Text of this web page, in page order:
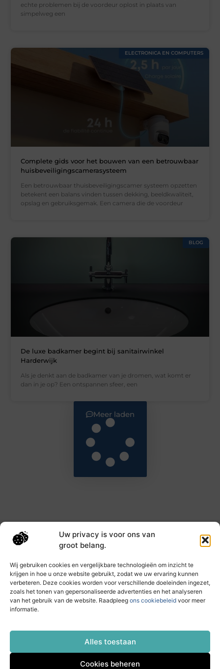
Uw privacy is voor ons van
groot belang.
Wij gebruiken cookies en vergelijkbare technologieën om inzicht te
krijgen in hoe u onze website gebruikt, zodat we uw ervaring kunnen
verbeteren. Deze cookies worden voor verschillende doeleinden ingezet,
zoals het tonen van gepersonaliseerde advertenties en het analyseren
van het gebruik van de website. Raadpleeg ons cookiebeleid voor meer
informatie.
Alles toestaan
Cookies beheren
echte problemen bij de voordeur oplost in plaats van
simpelweg een
ELECTRONICA EN COMPUTERS
Complete gids voor het bouwen van een betrouwbaar
huisbeveiligingscamerasysteem
Een betrouwbaar thuisbeveiligingscamer systeem opzetten
betekent een balans vinden tussen dekking, beeldkwaliteit,
opslag en gebruiksgemak. Een camera die de voordeur
BLOG
De luxe badkamer begint bij sanitairwinkel
Harderwijk
Als je denkt aan de badkamer van je dromen, wat komt er
dan in je op? Een ontspannen sfeer, een
Meer laden
Main Links
Dagelijks nieuwe inzichten op taec.nl
Artikelen vol kennis, inspiratie en praktische tips die